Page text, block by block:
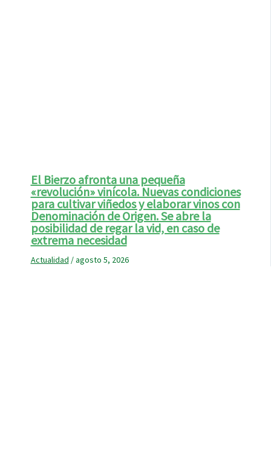
El Bierzo afronta una pequeña
«revolución» vinícola. Nuevas condiciones
para cultivar viñedos y elaborar vinos con
Denominación de Origen. Se abre la
posibilidad de regar la vid, en caso de
extrema necesidad
Actualidad /agosto 5, 2026